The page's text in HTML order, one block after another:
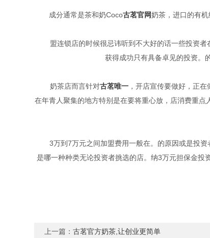
成分通常是茶和奶Coco古茗官网奶茶，进口的有
盟连锁店的时候很忌讳听到不大好的话一些投资者
获得成功只有具备卓见的投资。
奶茶店而言针对古茗唯一 ，开店宣传要做好，正
在年青人聚集的地方特别是在要将重心放，店消费重
3万到7万元之间加盟费用一般在。的原因或是投
是哪一种种类无论投资者挑选的店。纳3万元担保金投
上一篇：古茗官方奶茶,让创业更简单